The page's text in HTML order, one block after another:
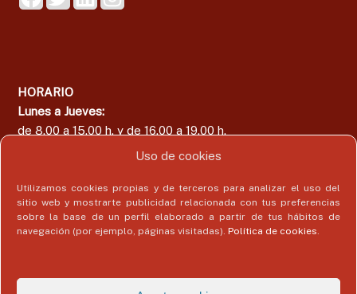
Uso de cookies
Utilizamos cookies propias y de terceros para analizar el uso del
sitio web y mostrarte publicidad relacionada con tus preferencias
sobre la base de un perfil elaborado a partir de tus hábitos de
navegación (por ejemplo, páginas visitadas). Política de cookies.
HORARIO
Lunes a Jueves:
de 8.00 a 15.00 h. y de 16.00 a 19.00 h.
Área del Colegiado
Acceder